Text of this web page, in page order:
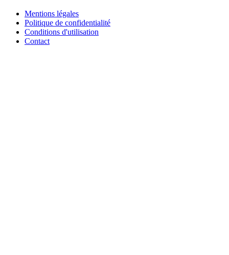
Mentions légales
Politique de confidentialité
Conditions d'utilisation
Contact